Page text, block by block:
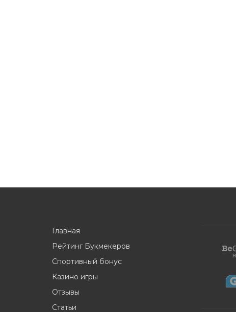
Главная
Рейтинг Букмекеров
Спортивный бонус
Казино игры
Отзывы
Статьи